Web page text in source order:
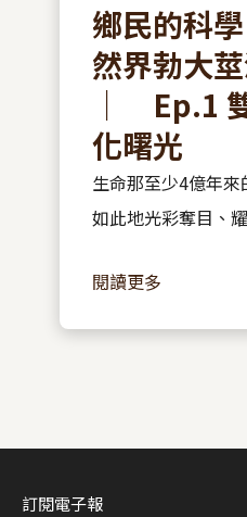
鄉民的科
然界勃大
｜ Ep.1
化曙光
生命那至少4億年
如此地光彩奪目、
聊。」不妨跟著專
閱讀更多
訂閱電子報